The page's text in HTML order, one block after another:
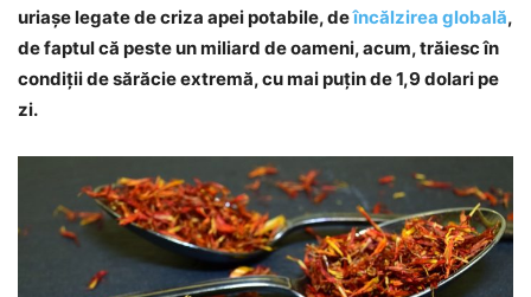
uriaşe legate de criza apei potabile, deîncălzirea globală,
de faptul că peste un miliard de oameni, acum, trăiesc în
condiţii de sărăcie extremă, cu mai puţin de 1,9 dolari pe
zi.